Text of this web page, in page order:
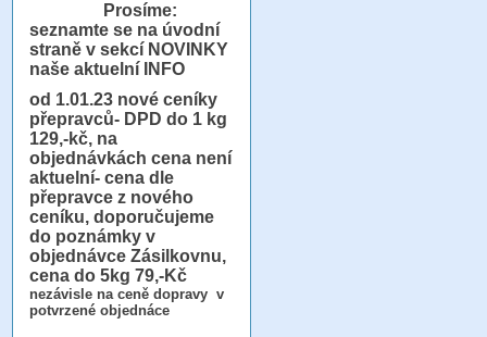
Prosíme:
seznamte se na úvodní
straně v sekcí NOVINKY
naše aktuelní INFO
od 1.01.23 nové ceníky
přepravců- DPD do 1 kg
129,-kč, na
objednávkách cena není
aktuelní- cena dle
přepravce z nového
ceníku, doporučujeme
do poznámky v
objednávce Zásilkovnu,
cena do 5kg 79,-Kč
nezávisle na ceně dopravy v
potvrzené objednáce